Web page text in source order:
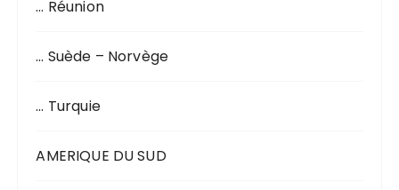
… Réunion
… Suède – Norvège
… Turquie
AMERIQUE DU SUD